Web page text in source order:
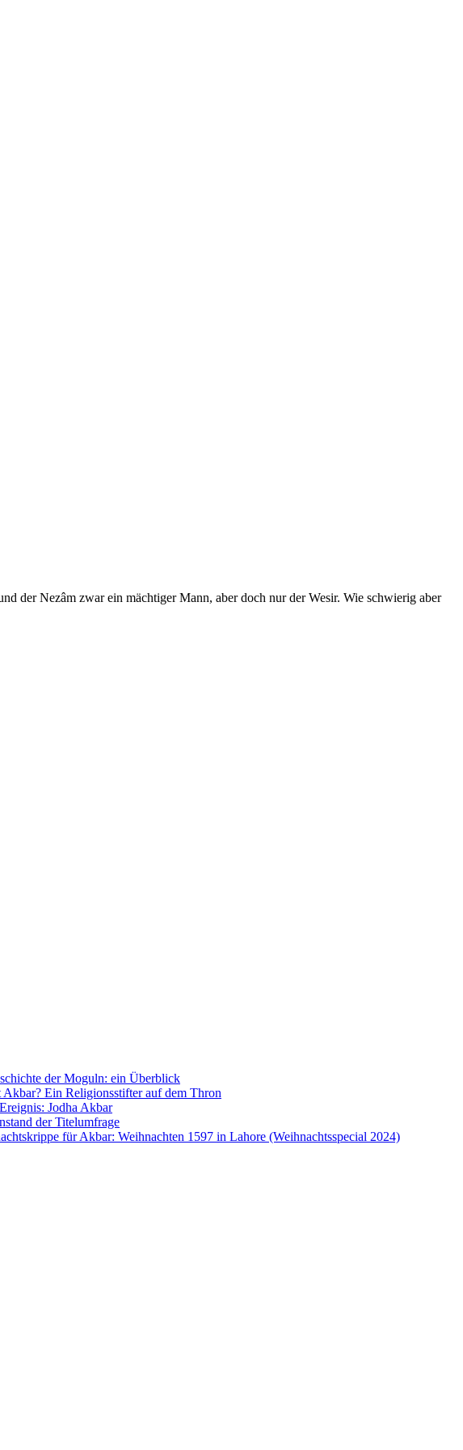
der Nezâm zwar ein mächtiger Mann, aber doch nur der Wesir. Wie schwierig aber
der Moguln: ein Überblick
Ein Religionsstifter auf dem Thron
Jodha Akbar
der Titelumfrage
für Akbar: Weihnachten 1597 in Lahore (Weihnachtsspecial 2024)